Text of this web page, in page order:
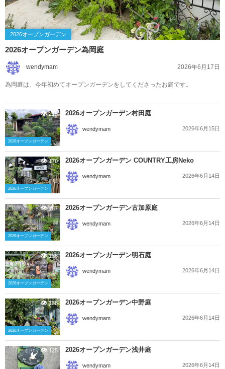
2026オープンガーデン
2026オープンガーデン為岡庭
wendymam 2026年6月17日
為岡庭は、今年初めてオープンガーデンをしてくださったお庭です。
2026オープンガーデン
215 2026オープンガーデン村田庭
wendymam 2026年6月15日
2026オープンガーデン
170 2026オープンガーデン COUNTRY工房Neko
wendymam 2026年6月14日
2026オープンガーデン
187 2026オープンガーデン古加原庭
wendymam 2026年6月14日
2026オープンガーデン
136 2026オープンガーデン明石庭
wendymam 2026年6月14日
2026オープンガーデン
138 2026オープンガーデン中野庭
wendymam 2026年6月14日
125 2026オープンガーデン浅井庭
wendymam 2026年6月14日